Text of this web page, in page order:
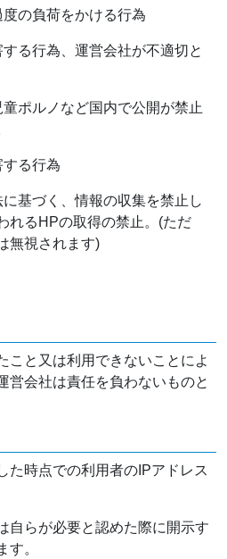
の負荷をかける行為
る行為、運営会社が不適切と
ポルノなど国内で公開が禁止
る行為
基づく、情報の収集を禁止し
れるHPの取得の禁止。(ただ
無視されます)
こと又は利用できないことによ
営会社は責任を負わないものと
た時点での利用者のIPアドレス
自らが必要と認めた際に開示す
す。